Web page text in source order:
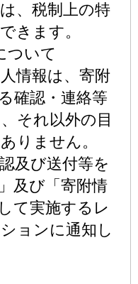
、税制上の特
きます。
ついて
情報は、寄附
確認・連絡等
それ以外の目
りません。
及び送付等を
及び「寄附情
て実施するレ
ョンに通知し